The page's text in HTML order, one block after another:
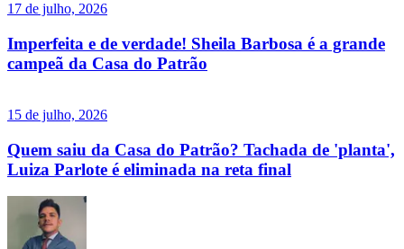
17 de julho, 2026
Imperfeita e de verdade! Sheila Barbosa é a grande
campeã da Casa do Patrão
15 de julho, 2026
Quem saiu da Casa do Patrão? Tachada de 'planta',
Luiza Parlote é eliminada na reta final